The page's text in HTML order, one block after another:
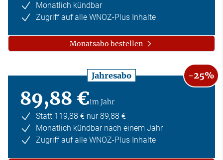
Monatlich kündbar
Zugriff auf alle WNOZ-Plus Inhalte
Monatsabo bestellen
Jahresabo -25%
89,88 €im Jahr
Statt 119,88 € nur 89,88 €
Monatlich kündbar nach einem Jahr
Zugriff auf alle WNOZ-Plus Inhalte